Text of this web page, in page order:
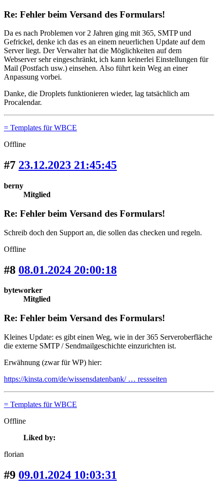
Re: Fehler beim Versand des Formulars!
Da es nach Problemen vor 2 Jahren ging mit 365, SMTP und
Gefrickel, denke ich das es an einem neuerlichen Update auf dem
Server liegt. Der Verwalter hat die Möglichkeiten auf dem
Webserver sehr eingeschränkt, ich kann keinerlei Einstellungen für
Mail (Postfach usw.) einsehen. Also führt kein Weg an einer
Anpassung vorbei.
Danke, die Droplets funktionieren wieder, lag tatsächlich am
Procalendar.
= Templates für WBCE
Offline
#7 23.12.2023 21:45:45
berny
Mitglied
Re: Fehler beim Versand des Formulars!
Schreib doch den Support an, die sollen das checken und regeln.
Offline
#8 08.01.2024 20:00:18
byteworker
Mitglied
Re: Fehler beim Versand des Formulars!
Kleines Update: es gibt einen Weg, wie in der 365 Serveroberfläche
die externe SMTP / Sendmailgeschichte einzurichten ist.
Erwähnung (zwar für WP) hier:
https://kinsta.com/de/wissensdatenbank/ … ressseiten
= Templates für WBCE
Offline
Liked by:
florian
#9 09.01.2024 10:03:31